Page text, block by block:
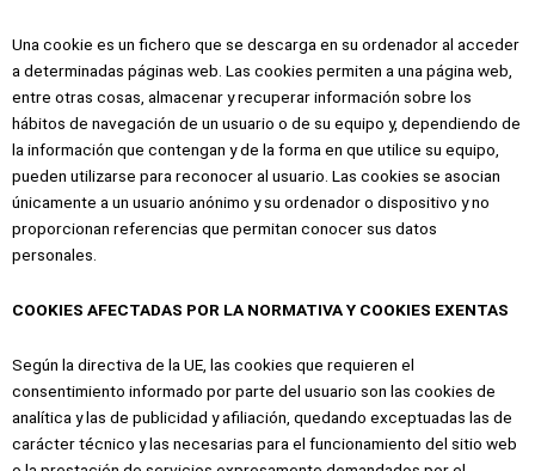
Una cookie es un fichero que se descarga en su ordenador al acceder
a determinadas páginas web. Las cookies permiten a una página web,
entre otras cosas, almacenar y recuperar información sobre los
hábitos de navegación de un usuario o de su equipo y, dependiendo de
la información que contengan y de la forma en que utilice su equipo,
pueden utilizarse para reconocer al usuario. Las cookies se asocian
únicamente a un usuario anónimo y su ordenador o dispositivo y no
proporcionan referencias que permitan conocer sus datos
personales.
COOKIES AFECTADAS POR LA NORMATIVA Y COOKIES EXENTAS
Según la directiva de la UE, las cookies que requieren el
consentimiento informado por parte del usuario son las cookies de
analítica y las de publicidad y afiliación, quedando exceptuadas las de
carácter técnico y las necesarias para el funcionamiento del sitio web